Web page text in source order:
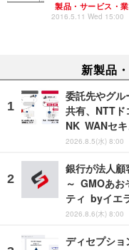
製品・サービス・
2016.5.11 Wed 15:00
新製品
委託先やグル
共有、NTT
NK WANセ
2026.8.5(水) 8:00
銀行が法人顧
～ GMOあお
ティ byイエ
2026.8.6(木) 8:00
ディセプシ